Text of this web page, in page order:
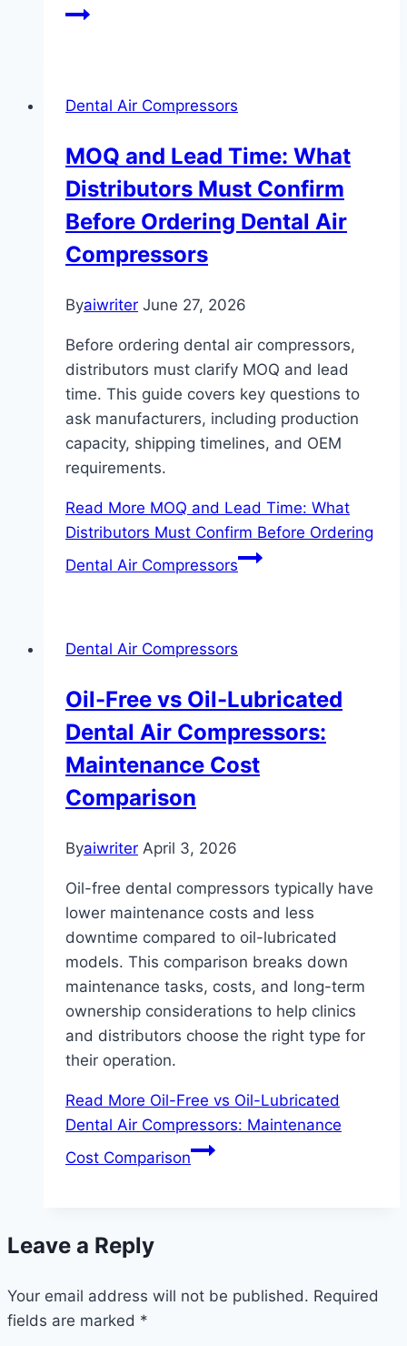
Dental Air Compressors
MOQ and Lead Time: What
Distributors Must Confirm
Before Ordering Dental Air
Compressors
Byaiwriter June 27, 2026
Before ordering dental air compressors,
distributors must clarify MOQ and lead
time. This guide covers key questions to
ask manufacturers, including production
capacity, shipping timelines, and OEM
requirements.
Read More MOQ and Lead Time: What
Distributors Must Confirm Before Ordering
Dental Air Compressors
Dental Air Compressors
Oil-Free vs Oil-Lubricated
Dental Air Compressors:
Maintenance Cost
Comparison
Byaiwriter April 3, 2026
Oil-free dental compressors typically have
lower maintenance costs and less
downtime compared to oil-lubricated
models. This comparison breaks down
maintenance tasks, costs, and long-term
ownership considerations to help clinics
and distributors choose the right type for
their operation.
Read More Oil-Free vs Oil-Lubricated
Dental Air Compressors: Maintenance
Cost Comparison
Leave a Reply
Your email address will not be published. Required
fields are marked *